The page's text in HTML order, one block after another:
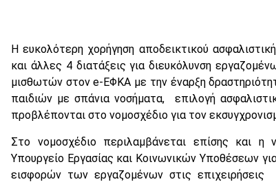
Η ευκολότερη χορήγηση αποδεικτικού
και άλλες 4 διατάξεις για διευκόλυνση
μισθωτών στον e-ΕΦΚΑ με την έναρξη
παιδιών με σπάνια νοσήματα, επιλογή
προβλέπονται στο νομοσχέδιο για τον
Στο νομοσχέδιο περιλαμβάνεται επίσης και η
Υπουργείο Εργασίας και Κοινωνικών Υποθέσεων
εισφορών των εργαζομένων στις